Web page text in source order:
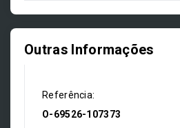
Outras Informações
Referência:
O-69526-107373